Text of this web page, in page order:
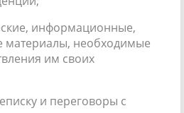
информационные,
материалы, необходимые
им своих
и переговоры с